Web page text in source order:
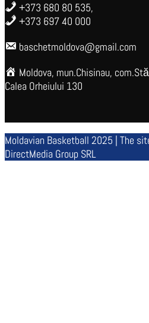
+373 680 80 535,
+373 697 40 000
baschetmoldova@gmail.com
Moldova, mun.Chisinau,
Calea Orheiului 130
Moldavian Basketball 2025 | The
DirectMedia Group SRL